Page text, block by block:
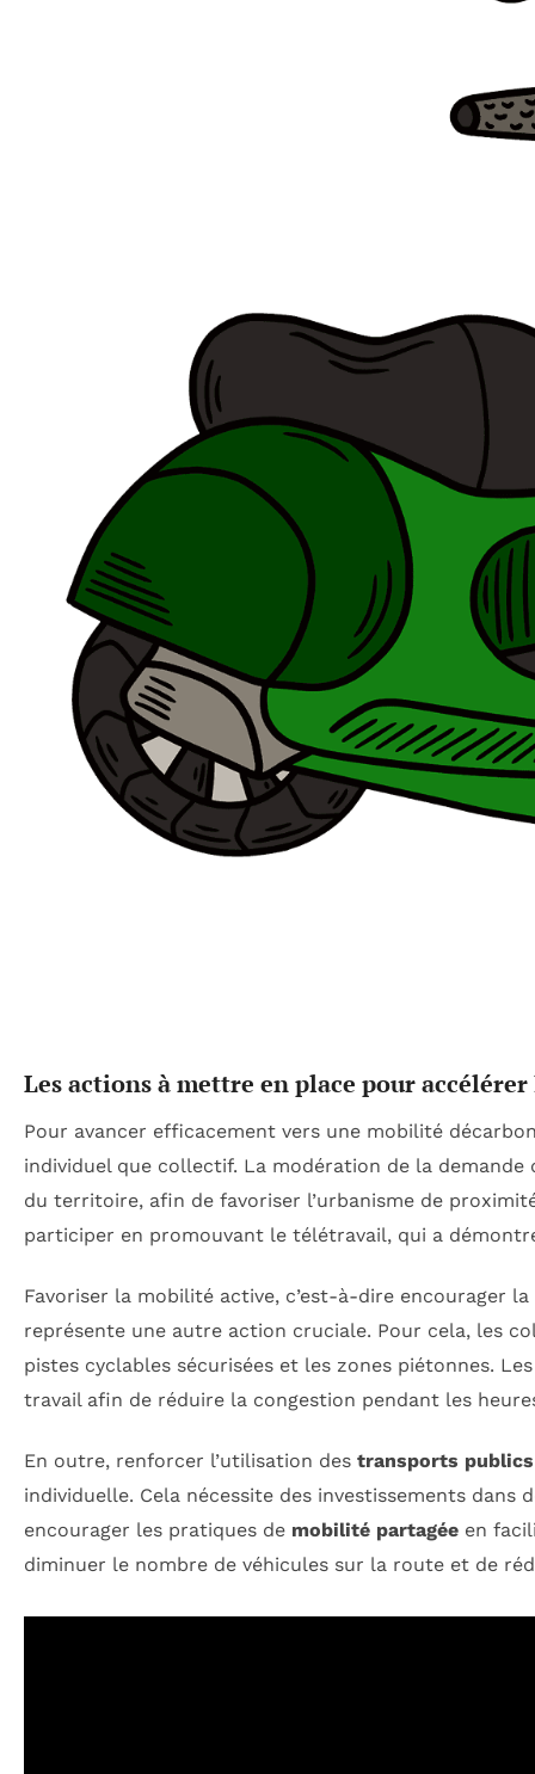
Les actions à mettre en place pour
Pour avancer efficacement vers une mobilité
individuel que collectif. La modération de la
du territoire, afin de favoriser l’urbanisme de
participer en promouvant le télétravail, qui a
Favoriser la mobilité active, c’est-à-dire encourager
représente une autre action cruciale. Pour cela, les
pistes cyclables sécurisées et les zones piétonnes.
travail afin de réduire la congestion pendant les
En outre, renforcer l’utilisation des transports publics
individuelle. Cela nécessite des investissements
encourager les pratiques de mobilité partagée en
diminuer le nombre de véhicules sur la route et de